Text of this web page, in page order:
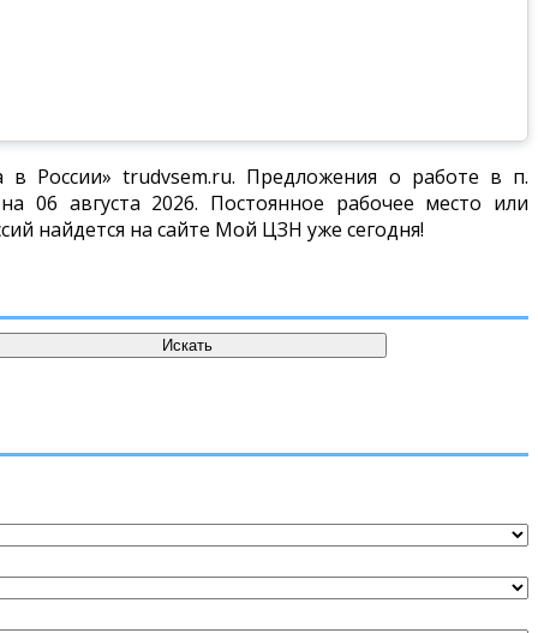
в России» trudvsem.ru. Предложения о работе в п.
06 августа 2026. Постоянное рабочее место или
найдется на сайте Мой ЦЗН уже сегодня!